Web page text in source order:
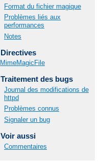
Format du fichier magique
Problèmes liés aux
performances
Notes
Directives
MimeMagicFile
Traitement des bugs
Journal des modifications de
httpd
Problèmes connus
Signaler un bug
Voir aussi
Commentaires